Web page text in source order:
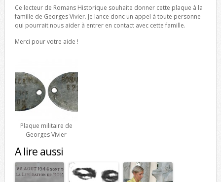
Ce lecteur de Romans Historique souhaite donner cette plaque à la
famille de Georges Vivier. Je lance donc un appel à toute personne
qui pourrait nous aider à entrer en contact avec cette famille.
Merci pour votre aide !
Plaque militaire de
Georges Vivier
A lire aussi